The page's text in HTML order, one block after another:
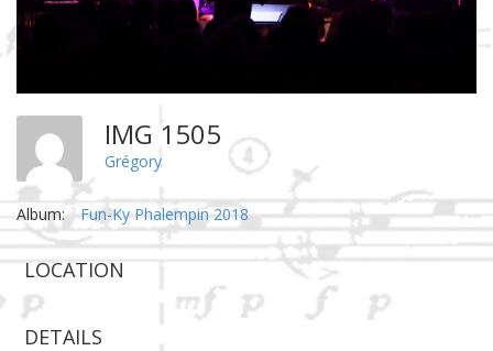
IMG 1505
Grégory
Album: Fun-Ky Phalempin 2018
LOCATION
DETAILS